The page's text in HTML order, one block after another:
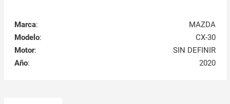
Marca:
MAZDA
Modelo:
CX-30
Motor:
SIN DEFINIR
Año: 2020